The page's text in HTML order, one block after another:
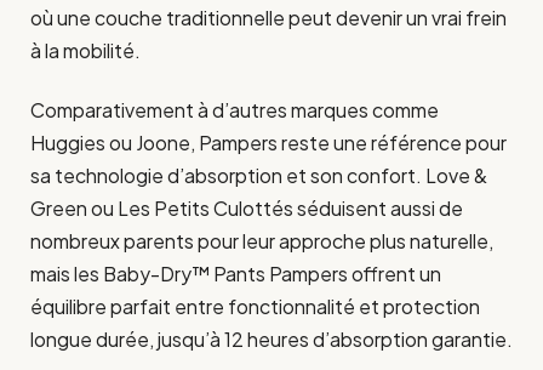
où une couche traditionnelle peut devenir un vrai frein
à la mobilité.
Comparativement à d’autres marques comme
Huggies ou Joone, Pampers reste une référence pour
sa technologie d’absorption et son confort. Love &
Green ou Les Petits Culottés séduisent aussi de
nombreux parents pour leur approche plus naturelle,
mais les Baby-Dry™ Pants Pampers offrent un
équilibre parfait entre fonctionnalité et protection
longue durée, jusqu’à 12 heures d’absorption garantie.